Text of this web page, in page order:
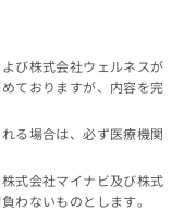
び株式会社ウェルネスが
ておりますが、内容を完
る場合は、必ず医療機関
式会社マイナビ及び株式
わないものとします。